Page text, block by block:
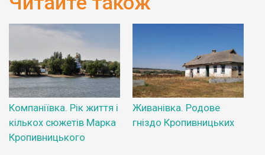
Компаніївка. Рік життя і
кількох сюжетів Марка
Кропивницького
Живанівка. Родове
гніздо Кропивницьких